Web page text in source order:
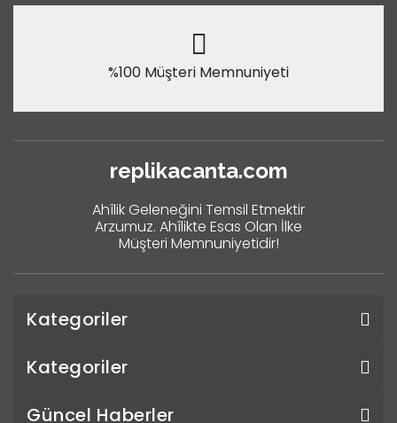
%100 Müşteri Memnuniyeti
replikacanta.com
Ahîlik Geleneğini Temsil Etmektir
Arzumuz. Ahîlikte Esas Olan İlke
Müşteri Memnuniyetidir!
Kategoriler
Kategoriler
Güncel Haberler